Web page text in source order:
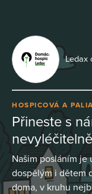
Ledax
HOSPICOVÁ A
Přineste s
Našim posláním
dospělým i dětem
doma, v kruhu